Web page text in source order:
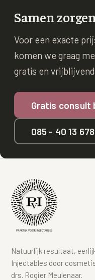
Samen
Voor een exacte
komen we graag
gratis en
Gratis consult
085 - 40 13 678
Natuurlijk resultaat,
Injectables door
drs. Rogier Meulenaar.